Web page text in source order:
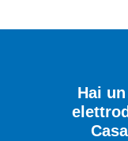
Hai